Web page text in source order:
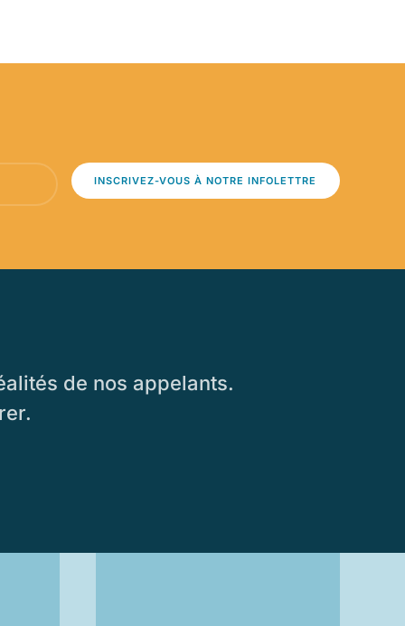
INSCRIVEZ-VOUS À NOTRE INFOLETTRE
de nos appelants.